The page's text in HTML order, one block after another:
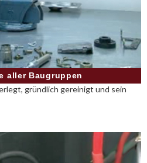
aller Baugruppen
gründlich gereinigt und sein